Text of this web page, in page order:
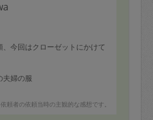
今回はクローゼットにかけて
夫婦の服
。
ガーも見た目がそろって綺麗
頼者の依頼当時の主観的な感想です。